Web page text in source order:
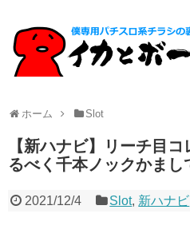
ホーム Slot
【新ハナビ】リーチ目
るべく千本ノックかまし
2021/12/4 Slot, 新ハナビ